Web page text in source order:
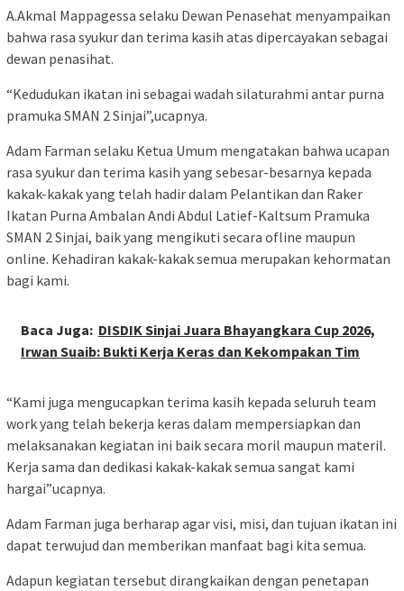
A.Akmal Mappagessa selaku Dewan Penasehat menyampaikan
bahwa rasa syukur dan terima kasih atas dipercayakan sebagai
dewan penasihat.
“Kedudukan ikatan ini sebagai wadah silaturahmi antar purna
pramuka SMAN 2 Sinjai”,ucapnya.
Adam Farman selaku Ketua Umum mengatakan bahwa ucapan
rasa syukur dan terima kasih yang sebesar-besarnya kepada
kakak-kakak yang telah hadir dalam Pelantikan dan Raker
Ikatan Purna Ambalan Andi Abdul Latief-Kaltsum Pramuka
SMAN 2 Sinjai, baik yang mengikuti secara ofline maupun
online. Kehadiran kakak-kakak semua merupakan kehormatan
bagi kami.
Baca Juga: DISDIK Sinjai Juara Bhayangkara Cup 2026,
Irwan Suaib: Bukti Kerja Keras dan Kekompakan Tim
“Kami juga mengucapkan terima kasih kepada seluruh team
work yang telah bekerja keras dalam mempersiapkan dan
melaksanakan kegiatan ini baik secara moril maupun materil.
Kerja sama dan dedikasi kakak-kakak semua sangat kami
hargai”ucapnya.
Adam Farman juga berharap agar visi, misi, dan tujuan ikatan ini
dapat terwujud dan memberikan manfaat bagi kita semua.
Adapun kegiatan tersebut dirangkaikan dengan penetapan